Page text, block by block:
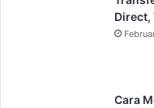
Direct,
Cara